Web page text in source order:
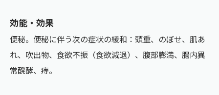
効能・効果
便秘。便秘に伴う次の症状の緩和：頭重、のぼせ、肌あ
れ、吹出物、食欲不振（食欲減退）、腹部膨満、腸内異
常醗酵、痔。